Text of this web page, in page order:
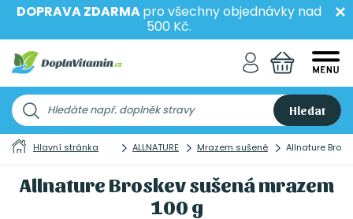
DOPRAVA ZDARMApro všechny objednávky nad
500 Kč.
Hledat
Hlavní stránka ALLNATURE Mrazem sušené Allnature
Allnature Broskev sušená mrazem
100 g